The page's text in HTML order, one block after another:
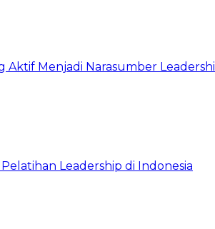
Menjadi Narasumber
Leadership di Indonesia